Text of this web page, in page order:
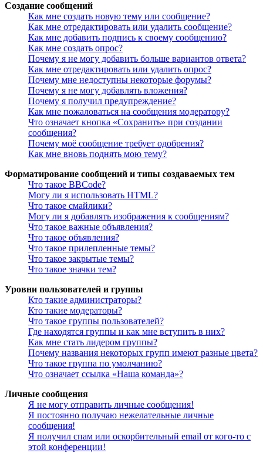
Создание сообщений
Как мне создать новую тему или сообщение?
Как мне отредактировать или удалить сообщение?
Как мне добавить подпись к своему сообщению?
Как мне создать опрос?
Почему я не могу добавить больше вариантов ответа?
Как мне отредактировать или удалить опрос?
Почему мне недоступны некоторые форумы?
Почему я не могу добавлять вложения?
Почему я получил предупреждение?
Как мне пожаловаться на сообщения модератору?
Что означает кнопка «Сохранить» при создании
сообщения?
Почему моё сообщение требует одобрения?
Как мне вновь поднять мою тему?
Форматирование сообщений и типы создаваемых тем
Что такое BBCode?
Могу ли я использовать HTML?
Что такое смайлики?
Могу ли я добавлять изображения к сообщениям?
Что такое важные объявления?
Что такое объявления?
Что такое прилепленные темы?
Что такое закрытые темы?
Что такое значки тем?
Уровни пользователей и группы
Кто такие администраторы?
Кто такие модераторы?
Что такое группы пользователей?
Где находятся группы и как мне вступить в них?
Как мне стать лидером группы?
Почему названия некоторых групп имеют разные цвета?
Что такое группа по умолчанию?
Что означает ссылка «Наша команда»?
Личные сообщения
Я не могу отправить личные сообщения!
Я постоянно получаю нежелательные личные
сообщения!
Я получил спам или оскорбительный email от кого-то с
этой конференции!